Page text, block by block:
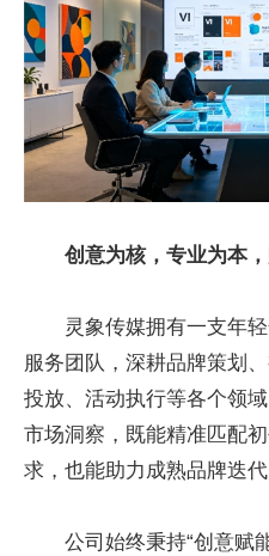
创意为核，专业为本
灵象传媒拥有一支年
服务团队，深耕品牌策划
投放、活动执行等各个领
市场洞察，既能精准匹配
求，也能助力成熟品牌迭代
公司始终秉持“创意赋